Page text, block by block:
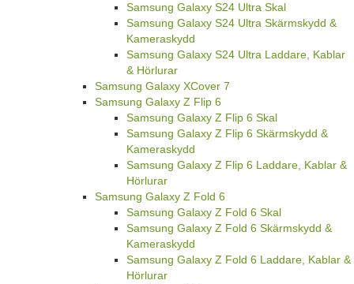
Samsung Galaxy S24 Ultra Skal
Samsung Galaxy S24 Ultra Skärmskydd &
Kameraskydd
Samsung Galaxy S24 Ultra Laddare, Kablar
& Hörlurar
Samsung Galaxy XCover 7
Samsung Galaxy Z Flip 6
Samsung Galaxy Z Flip 6 Skal
Samsung Galaxy Z Flip 6 Skärmskydd &
Kameraskydd
Samsung Galaxy Z Flip 6 Laddare, Kablar &
Hörlurar
Samsung Galaxy Z Fold 6
Samsung Galaxy Z Fold 6 Skal
Samsung Galaxy Z Fold 6 Skärmskydd &
Kameraskydd
Samsung Galaxy Z Fold 6 Laddare, Kablar &
Hörlurar